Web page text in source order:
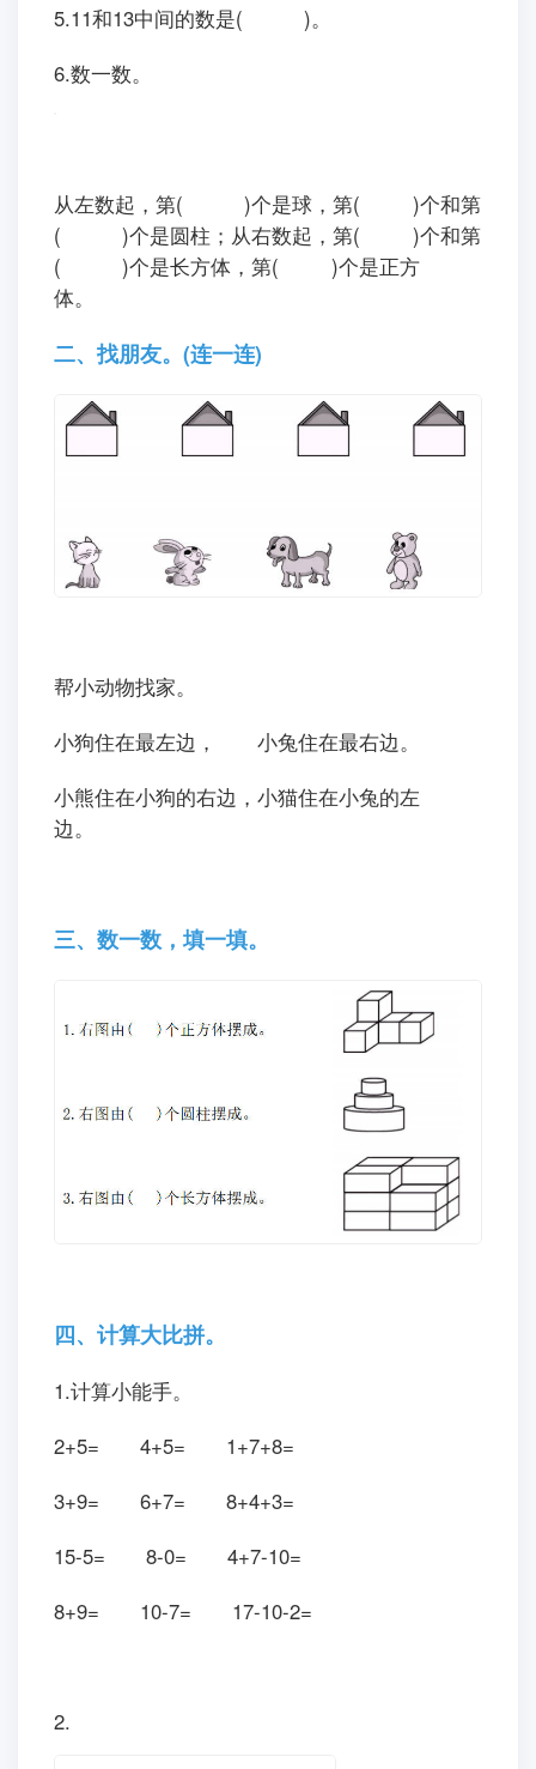
5.11和13中间的数是( )。
6.数一数。
从左数起，第( )个是球，第( )个和第
( )个是圆柱；从右数起，第( )个和第
( )个是长方体，第( )个是正方
体。
二、找朋友。(连一连)
帮小动物找家。
小狗住在最左边， 小兔住在最右边。
四、计算大比拼。
1.计算小能手。
2+5= 4+5= 1+7+8=
3+9= 6+7= 8+4+3=
15-5= 8-0= 4+7-10=